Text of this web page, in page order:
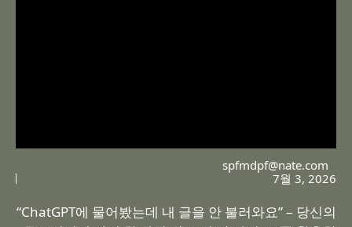
spfmdpf@nate.com
7월 3, 2026
“ChatGPT에 물어봤는데 내 글을 안 불러와요” – 당신의